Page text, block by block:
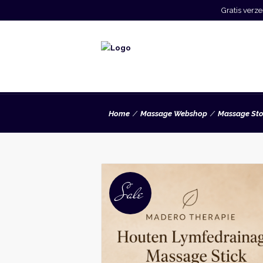
Gratis
Home Massage Webshop Massage
Sale